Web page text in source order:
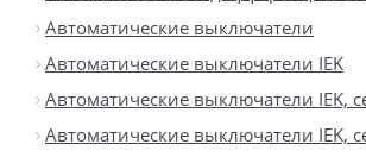
Автоматические выключатели
Автоматические выключатели IEK
Автоматические выключатели IEK,
Автоматические выключатели IEK,